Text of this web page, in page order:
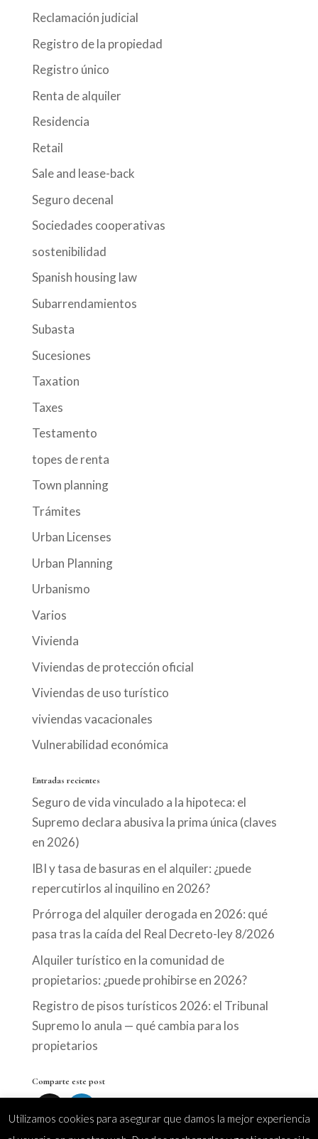
Reclamación judicial
Registro de la propiedad
Registro único
Renta de alquiler
Residencia
Retail
Sale and lease-back
Seguro decenal
Sociedades cooperativas
sostenibilidad
Spanish housing law
Subarrendamientos
Subasta
Sucesiones
Taxation
Taxes
Testamento
topes de renta
Town planning
Trámites
Urban Licenses
Urban Planning
Urbanismo
Varios
Vivienda
Viviendas de protección oficial
Viviendas de uso turístico
viviendas vacacionales
Vulnerabilidad económica
Entradas recientes
Seguro de vida vinculado a la hipoteca: el
Supremo declara abusiva la prima única (claves
en 2026)
IBI y tasa de basuras en el alquiler: ¿puede
repercutirlos al inquilino en 2026?
Prórroga del alquiler derogada en 2026: qué
pasa tras la caída del Real Decreto-ley 8/2026
Alquiler turístico en la comunidad de
propietarios: ¿puede prohibirse en 2026?
Registro de pisos turísticos 2026: el Tribunal
Supremo lo anula — qué cambia para los
propietarios
Comparte este post
Utilizamos cookies para asegurar que damos la mejor experiencia